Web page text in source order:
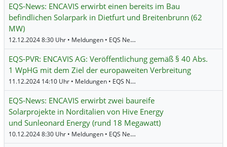
EQS-News: ENCAVIS erwirbt einen bereits im Bau
befindlichen Solarpark in Dietfurt und Breitenbrunn (62
MW)
12.12.2024 8:30 Uhr • Meldungen • EQS News •
EQS-PVR: ENCAVIS AG: Veröffentlichung gemäß § 40 Abs.
1 WpHG mit dem Ziel der europaweiten Verbreitung
11.12.2024 14:10 Uhr • Meldungen • EQS News •
EQS-News: ENCAVIS erwirbt zwei baureife
Solarprojekte in Norditalien von Hive Energy
und Sunleonard Energy (rund 18 Megawatt)
10.12.2024 8:30 Uhr • Meldungen • EQS News •